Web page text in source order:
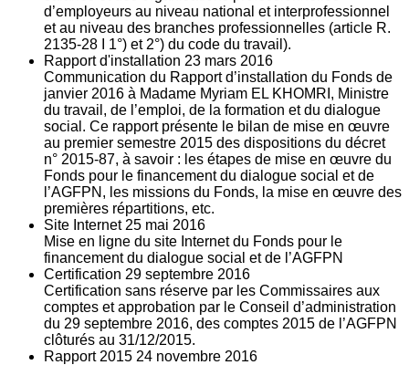
d’employeurs au niveau national et interprofessionnel
et au niveau des branches professionnelles (article R.
2135‐28 I 1°) et 2°) du code du travail).
Rapport d'installation 23 mars 2016
Communication du Rapport d’installation du Fonds de
janvier 2016 à Madame Myriam EL KHOMRI, Ministre
du travail, de l’emploi, de la formation et du dialogue
social. Ce rapport présente le bilan de mise en œuvre
au premier semestre 2015 des dispositions du décret
n° 2015-87, à savoir : les étapes de mise en œuvre du
Fonds pour le financement du dialogue social et de
l’AGFPN, les missions du Fonds, la mise en œuvre des
premières répartitions, etc.
Site Internet 25 mai 2016
Mise en ligne du site Internet du Fonds pour le
financement du dialogue social et de l’AGFPN
Certification 29 septembre 2016
Certification sans réserve par les Commissaires aux
comptes et approbation par le Conseil d’administration
du 29 septembre 2016, des comptes 2015 de l’AGFPN
clôturés au 31/12/2015.
Rapport 2015 24 novembre 2016